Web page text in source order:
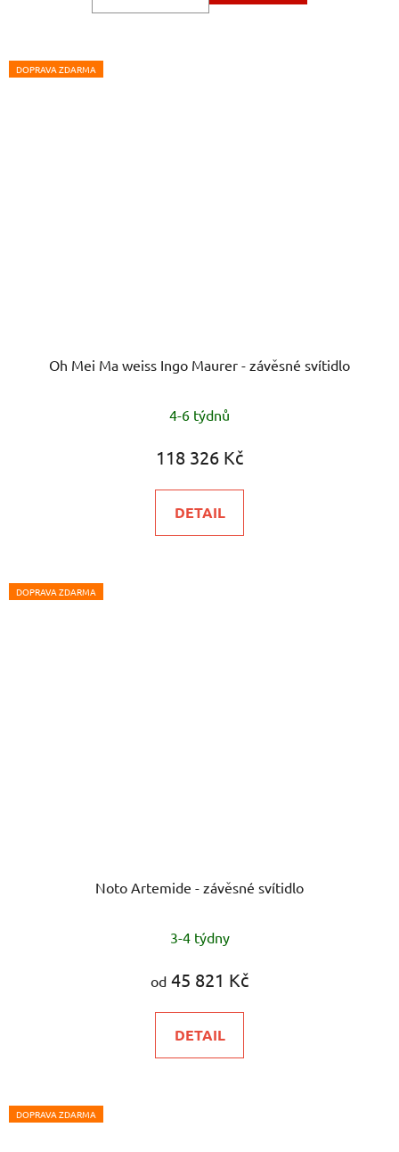
DOPRAVA ZDARMA
Oh Mei Ma weiss Ingo Maurer - závěsné svítidlo
4-6 týdnů
118 326 Kč
DETAIL
DOPRAVA ZDARMA
Noto Artemide - závěsné svítidlo
3-4 týdny
od 45 821 Kč
DETAIL
DOPRAVA ZDARMA